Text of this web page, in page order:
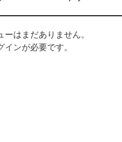
はまだありません。
インが必要です。